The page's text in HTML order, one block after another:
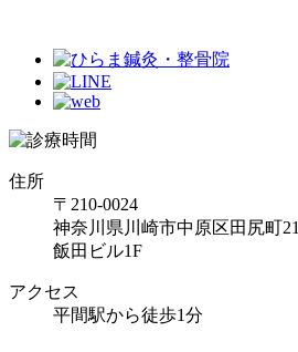
住所
〒210-0024
神奈川県川崎市中原区田尻町21
飯田ビル1F
アクセス
平間駅から徒歩1分